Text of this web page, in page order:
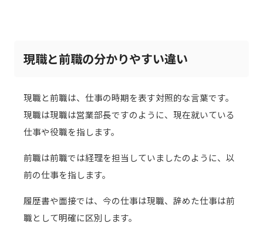
現職と前職の分かりやすい違い
現職と前職は、仕事の時期を表す対照的な言葉です。
現職は現職は営業部長ですのように、現在就いている
仕事や役職を指します。
前職は前職では経理を担当していましたのように、以
前の仕事を指します。
履歴書や面接では、今の仕事は現職、辞めた仕事は前
職として明確に区別します。